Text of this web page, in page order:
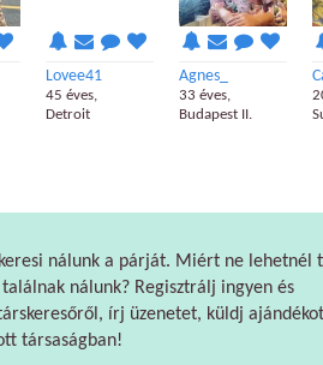
Lovee41
45 éves,
Detroit
Agnes_
33 éves,
Budapest II.
keresi nálunk a párját. Miért ne lehetnél
nálunk? Regisztrálj ingyen és
írj üzenetet, küldj
társaságban!